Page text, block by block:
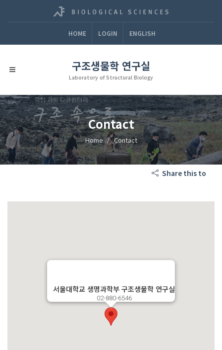
HOME LOGIN ENGLISH
구조생물학 연구실
Laboratory of Structural Biology
Contact
Home Contact
Share this to
서울대학교 생명과학부 구조생물학 연구실
02-880-6546